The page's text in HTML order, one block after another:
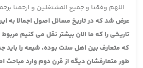
اللهم وفقنا و جمیع المشتغلین و ارحمنا
عرض شد که در تاریخ مسائل اصول اجمالا به
تاریخی را که ما الان بیشتر نقل می کنیم
که متعارف بین اهل سنت بوده، شیعه را باید
طور متعارفشان دیگه از قرن دوم وارد مباحث